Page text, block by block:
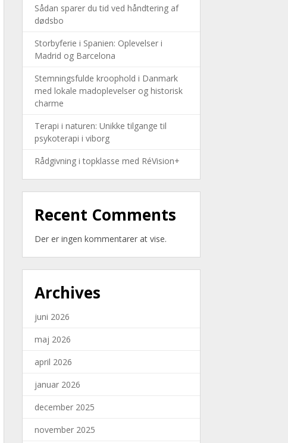
Sådan sparer du tid ved håndtering af
dødsbo
Storbyferie i Spanien: Oplevelser i
Madrid og Barcelona
Stemningsfulde kroophold i Danmark
med lokale madoplevelser og historisk
charme
Terapi i naturen: Unikke tilgange til
psykoterapi i viborg
Rådgivning i topklasse med RéVision+
Recent Comments
Der er ingen kommentarer at vise.
Archives
juni 2026
maj 2026
april 2026
januar 2026
december 2025
november 2025